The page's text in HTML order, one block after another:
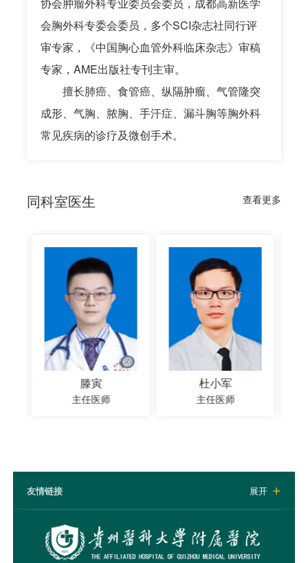
协会肿瘤外科专业委员会委员，成都高新医学
会胸外科专委会委员，多个SCI杂志社同行评
审专家，《中国胸心血管外科临床杂志》审稿
专家，AME出版社专刊主审。
擅长肺癌、食管癌、纵隔肿瘤、气管隆突
成形、气胸、脓胸、手汗症、漏斗胸等胸外科
常见疾病的诊疗及微创手术。
同科室医生 查看更多
友情链接 展开 